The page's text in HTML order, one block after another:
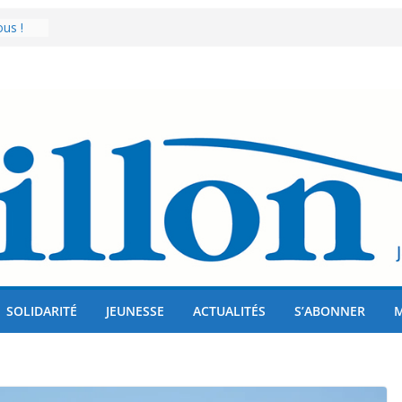
!
SOLIDARITÉ JEUNESSE ACTUALITÉS S’ABONNER